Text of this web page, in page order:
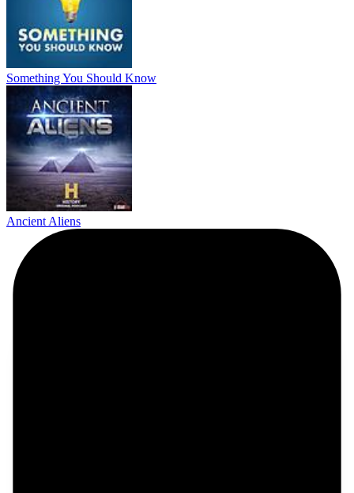
Something You Should Know
Ancient Aliens